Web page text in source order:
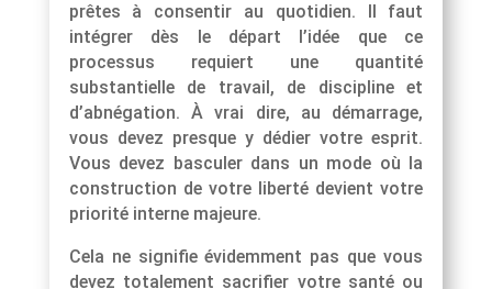
prêtes à consentir au quotidien. Il faut
intégrer dès le départ l’idée que ce
processus requiert une quantité
substantielle de travail, de discipline et
d’abnégation. À vrai dire, au démarrage,
vous devez presque y dédier votre esprit.
Vous devez basculer dans un mode où la
construction de votre liberté devient votre
priorité interne majeure.
Cela ne signifie évidemment pas que vous
devez totalement sacrifier votre santé ou